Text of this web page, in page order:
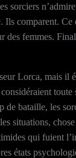
sorciers
Ils comparent.
femmes.
Lorca, mais il
de bataille, les
situations,
qui fuient
états